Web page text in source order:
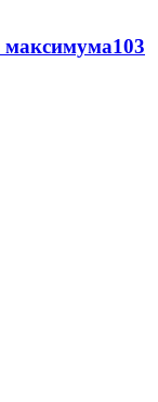
максимума103